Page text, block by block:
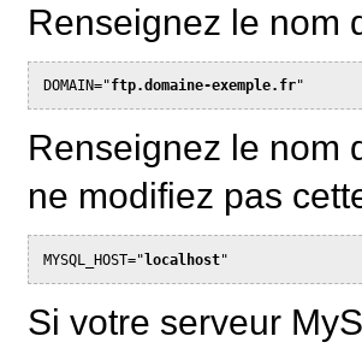
Renseignez le nom
DOMAIN="ftp.domaine-exemple.fr
Renseignez le nom
ne modifiez pas
MYSQL_HOST="localhost"
Si votre serveur